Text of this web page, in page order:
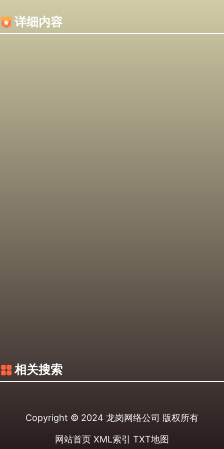
详细内容
相关搜索
Copyright © 2024 龙岗网络公司 版权所有
网站首页 XML索引 TXT地图